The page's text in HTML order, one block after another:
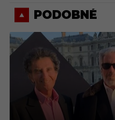
PODOBNÉ